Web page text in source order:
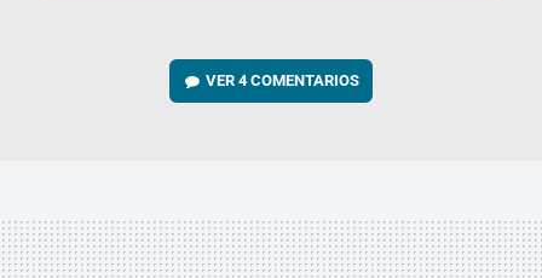
VER4 COMENTARIOS